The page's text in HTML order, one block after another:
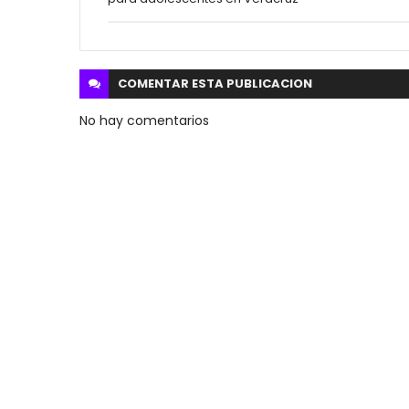
COMENTAR ESTA PUBLICACION
No hay comentarios